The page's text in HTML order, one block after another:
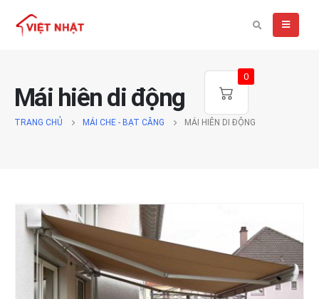
Mái hiên di động
TRANG CHỦ MÁI CHE - BẠT CĂNG MÁI HIÊN DI ĐỘNG
0